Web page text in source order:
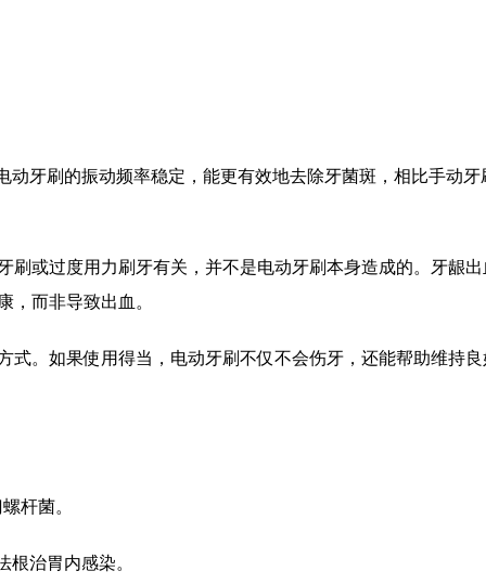
牙刷的振动频率稳定，能更有效地去除牙菌斑，相比手动牙
或过度用力刷牙有关，并不是电动牙刷本身造成的。牙龈出
，而非导致出血。
。如果使用得当，电动牙刷不仅不会伤牙，还能帮助维持良
杆菌。
治胃内感染。